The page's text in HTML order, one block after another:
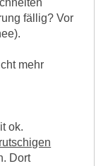
fällig? Vor
mehr
ok.
rutschigen
Dort